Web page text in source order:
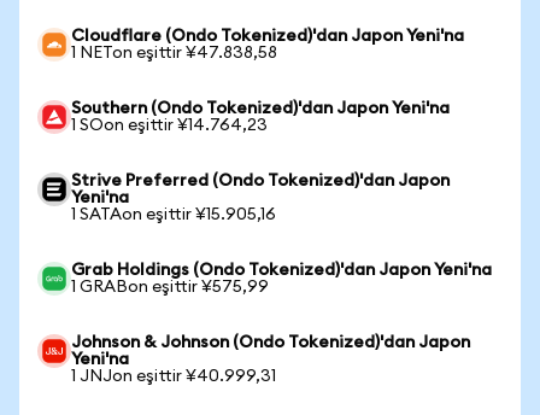
Cloudflare (Ondo Tokenized)'dan Japon Yeni'na
1 NETon eşittir ¥47.838,58
Southern (Ondo Tokenized)'dan Japon Yeni'na
1 SOon eşittir ¥14.764,23
Strive Preferred (Ondo Tokenized)'dan Japon
Yeni'na
1 SATAon eşittir ¥15.905,16
Grab Holdings (Ondo Tokenized)'dan Japon Yeni'na
1 GRABon eşittir ¥575,99
Johnson & Johnson (Ondo Tokenized)'dan Japon
Yeni'na
1 JNJon eşittir ¥40.999,31